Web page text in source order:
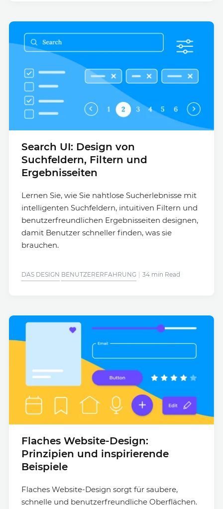
Search UI: Design von
Suchfeldern, Filtern und
Ergebnisseiten
Lernen Sie, wie Sie nahtlose Sucherlebnisse mit
intelligenten Suchfeldern, intuitiven Filtern und
benutzerfreundlichen Ergebnisseiten designen,
damit Benutzer schneller finden, was sie
brauchen.
DAS DESIGN BENUTZERERFAHRUNG 34 min Read
Flaches Website-Design:
Prinzipien und inspirierende
Beispiele
Flaches Website-Design sorgt für saubere,
schnelle und benutzerfreundliche Oberflächen.